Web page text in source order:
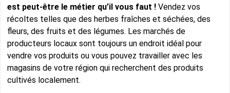
est peut-être le métier qu’il vous faut ! Vendez vos
récoltes telles que des herbes fraîches et séchées, des
fleurs, des fruits et des légumes. Les marchés de
producteurs locaux sont toujours un endroit idéal pour
vendre vos produits ou vous pouvez travailler avec les
magasins de votre région qui recherchent des produits
cultivés localement.